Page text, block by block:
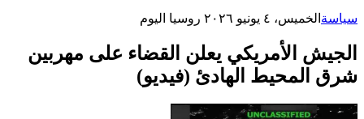
سياسة الخميس، ٤ يونيو ٢٠٢٦ روسيا اليوم
الجيش الأمريكي يعلن القضاء على مهربين
شرق المحيط الهادئ (فيديو)